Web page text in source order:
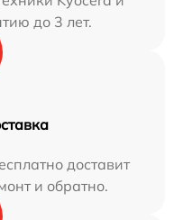
до 3 лет.
доставит
и обратно.